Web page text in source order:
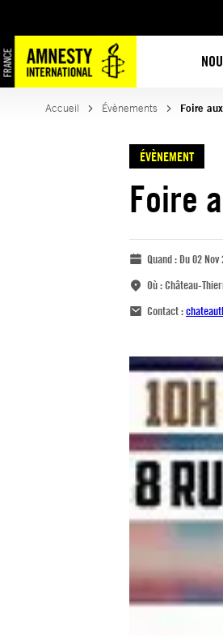
Accueil Évènements Foire
ÉVÈNEMENT
Foire
Quand :Du 02 Nov
Où :Château-
Contact :